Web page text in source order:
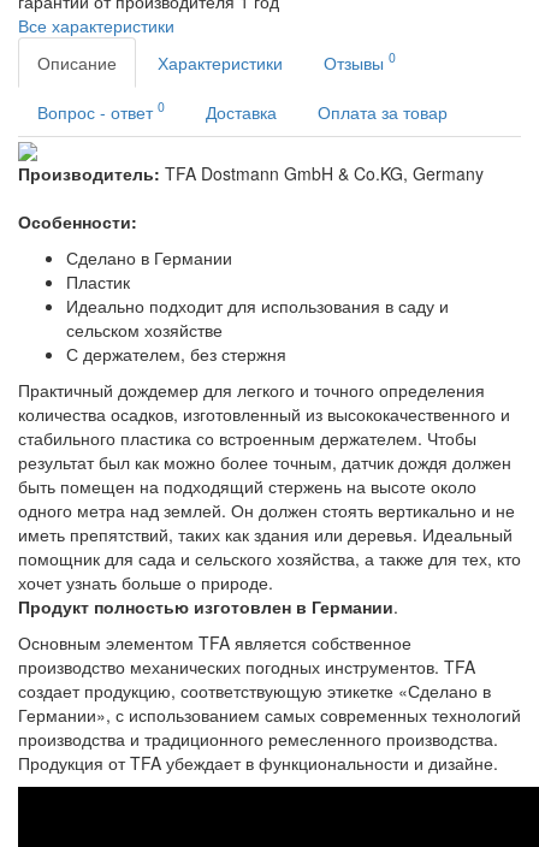
Все характеристики
Описание
Характеристики Отзывы 0
Вопрос - ответ 0 Доставка Оплата за товар
Производитель: TFA Dostmann GmbH & Co.KG, Germany
Особенности:
Сделано в Германии
Пластик
Идеально подходит для использования в саду и
сельском хозяйстве
С держателем, без стержня
Практичный дождемер для легкого и точного определения
количества осадков, изготовленный из высококачественного и
стабильного пластика со встроенным держателем. Чтобы
результат был как можно более точным, датчик дождя должен
быть помещен на подходящий стержень на высоте около
одного метра над землей. Он должен стоять вертикально и не
иметь препятствий, таких как здания или деревья. Идеальный
помощник для сада и сельского хозяйства, а также для тех, кто
хочет узнать больше о природе.
Продукт полностью изготовлен в Германии.
Основным элементом TFA является собственное
производство механических погодных инструментов. TFA
создает продукцию, соответствующую этикетке «Сделано в
Германии», с использованием самых современных технологий
производства и традиционного ремесленного производства.
Продукция от TFA убеждает в функциональности и дизайне.